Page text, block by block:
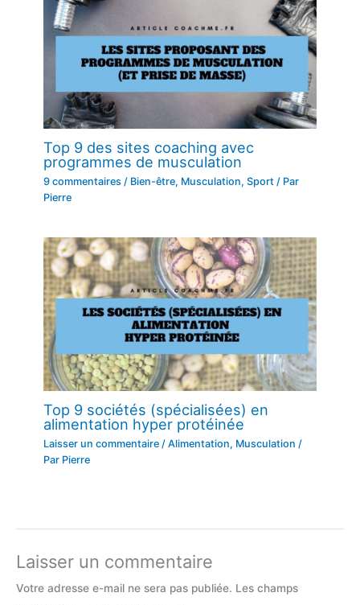
Top 9 des sites coaching avec
programmes de musculation
9 commentaires / Bien-être, Musculation,Sport / Par
Pierre
Top 9 sociétés (spécialisées) en
alimentation hyper protéinée
Laisser un commentaire /Alimentation, Musculation /
Par Pierre
Laisser un commentaire
Votre adresse e-mail ne sera pas publiée. Les champs